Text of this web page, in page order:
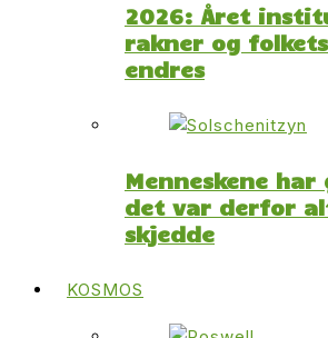
2026: Året
rakner og
endres
Menneskene har
det var derfor
skjedde
KOSMOS